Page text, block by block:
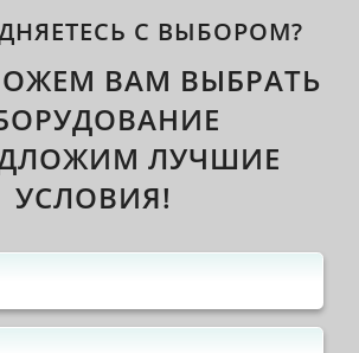
С ВЫБОРОМ?
ВАМ ВЫБРАТЬ
ЛУЧШИЕ
УСЛОВИЯ!